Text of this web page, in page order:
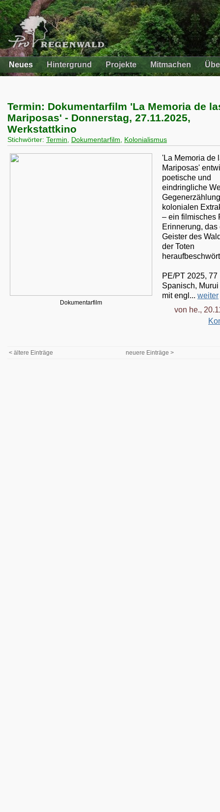
Neues Hintergrund Projekte Mitmachen
Termin: Dokumentarfilm 'La Memoria de
Mariposas' - Donnerstag, 27.11.2025,
Werkstattkino
Stichwörter: Termin, Dokumentarfilm, Kolonialismus
Dokumentarfilm
'La Memoria de
Mariposas'
poetische und
eindringliche
kolonialen
– ein filmisches
Erinnerung, das
Geister des
der Toten
PE/PT 2025, 77
Spanisch,
mit engl... weiter
von he.,
< ältere Einträge neuere Einträge >